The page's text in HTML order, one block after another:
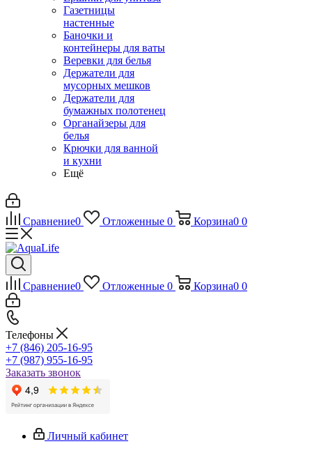
Газетницы
настенные
Баночки и
контейнеры для ваты
Веревки для белья
Держатели для
мусорных мешков
Держатели для
бумажных полотенец
Органайзеры для
белья
Крючки для ванной
и кухни
Ещё
Сравнение0 Отложенные 0 Корзина0 0
Сравнение0 Отложенные 0 Корзина0 0
Телефоны
+7 (846) 205-16-95
+7 (987) 955-16-95
Заказать звонок
Личный кабинет